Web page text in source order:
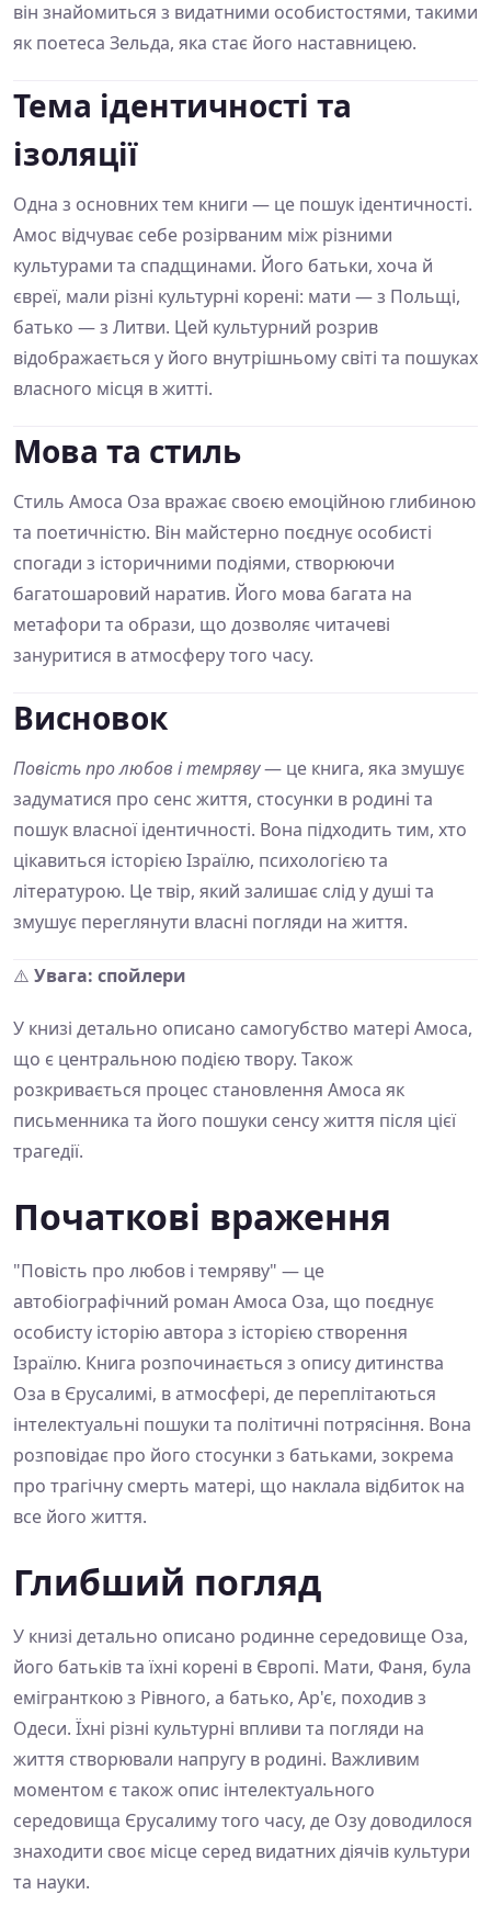
він знайомиться з видатними особистостями, такими
як поетеса Зельда, яка стає його наставницею.
Тема ідентичності та
ізоляції
Одна з основних тем книги — це пошук ідентичності.
Амос відчуває себе розірваним між різними
культурами та спадщинами. Його батьки, хоча й
євреї, мали різні культурні корені: мати — з Польщі,
батько — з Литви. Цей культурний розрив
відображається у його внутрішньому світі та пошуках
власного місця в житті.
Мова та стиль
Стиль Амоса Оза вражає своєю емоційною глибиною
та поетичністю. Він майстерно поєднує особисті
спогади з історичними подіями, створюючи
багатошаровий наратив. Його мова багата на
метафори та образи, що дозволяє читачеві
зануритися в атмосферу того часу.
Висновок
Повість про любов і темряву— це книга, яка змушує
задуматися про сенс життя, стосунки в родині та
пошук власної ідентичності. Вона підходить тим, хто
цікавиться історією Ізраїлю, психологією та
літературою. Це твір, який залишає слід у душі та
змушує переглянути власні погляди на життя.
⚠️ Увага: спойлери
У книзі детально описано самогубство матері Амоса,
що є центральною подією твору. Також
розкривається процес становлення Амоса як
письменника та його пошуки сенсу життя після цієї
трагедії.
Початкові враження
"Повість про любов і темряву" — це
автобіографічний роман Амоса Оза, що поєднує
особисту історію автора з історією створення
Ізраїлю. Книга розпочинається з опису дитинства
Оза в Єрусалимі, в атмосфері, де переплітаються
інтелектуальні пошуки та політичні потрясіння. Вона
розповідає про його стосунки з батьками, зокрема
про трагічну смерть матері, що наклала відбиток на
все його життя.
Глибший погляд
У книзі детально описано родинне середовище Оза,
його батьків та їхні корені в Європі. Мати, Фаня, була
емігранткою з Рівного, а батько, Ар'є, походив з
Одеси. Їхні різні культурні впливи та погляди на
життя створювали напругу в родині. Важливим
моментом є також опис інтелектуального
середовища Єрусалиму того часу, де Озу доводилося
знаходити своє місце серед видатних діячів культури
та науки.